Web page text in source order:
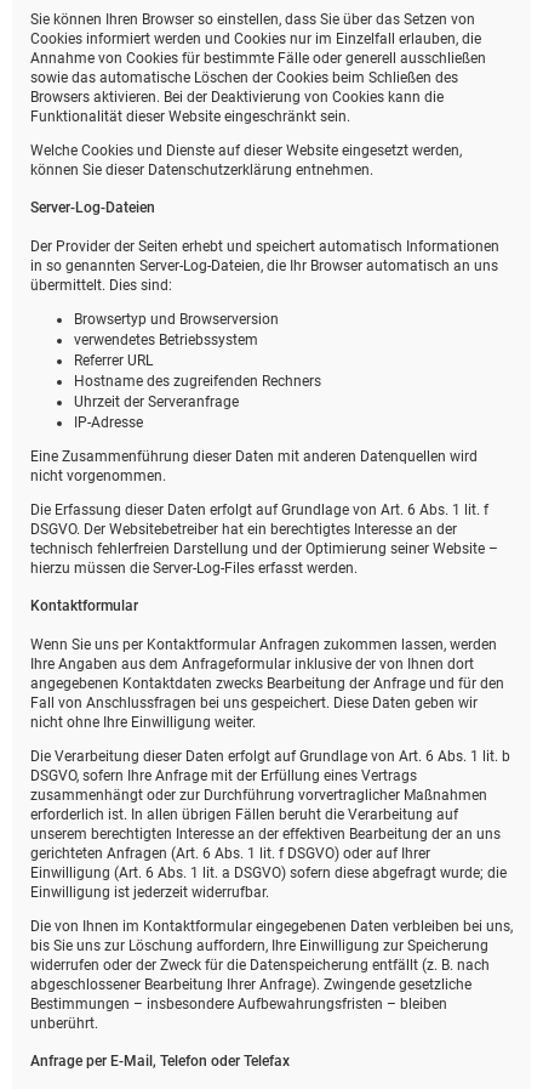
Sie können Ihren Browser so einstellen, dass Sie über das Setzen von
Cookies informiert werden und Cookies nur im Einzelfall erlauben, die
Annahme von Cookies für bestimmte Fälle oder generell ausschließen
sowie das automatische Löschen der Cookies beim Schließen des
Browsers aktivieren. Bei der Deaktivierung von Cookies kann die
Funktionalität dieser Website eingeschränkt sein.
Welche Cookies und Dienste auf dieser Website eingesetzt werden,
können Sie dieser Datenschutzerklärung entnehmen.
Server-Log-Dateien
Der Provider der Seiten erhebt und speichert automatisch Informationen
in so genannten Server-Log-Dateien, die Ihr Browser automatisch an uns
übermittelt. Dies sind:
Browsertyp und Browserversion
verwendetes Betriebssystem
Referrer URL
Hostname des zugreifenden Rechners
Uhrzeit der Serveranfrage
IP-Adresse
Eine Zusammenführung dieser Daten mit anderen Datenquellen wird
nicht vorgenommen.
Die Erfassung dieser Daten erfolgt auf Grundlage von Art. 6 Abs. 1 lit. f
DSGVO. Der Websitebetreiber hat ein berechtigtes Interesse an der
technisch fehlerfreien Darstellung und der Optimierung seiner Website –
hierzu müssen die Server-Log-Files erfasst werden.
Kontaktformular
Wenn Sie uns per Kontaktformular Anfragen zukommen lassen, werden
Ihre Angaben aus dem Anfrageformular inklusive der von Ihnen dort
angegebenen Kontaktdaten zwecks Bearbeitung der Anfrage und für den
Fall von Anschlussfragen bei uns gespeichert. Diese Daten geben wir
nicht ohne Ihre Einwilligung weiter.
Die Verarbeitung dieser Daten erfolgt auf Grundlage von Art. 6 Abs. 1 lit. b
DSGVO, sofern Ihre Anfrage mit der Erfüllung eines Vertrags
zusammenhängt oder zur Durchführung vorvertraglicher Maßnahmen
erforderlich ist. In allen übrigen Fällen beruht die Verarbeitung auf
unserem berechtigten Interesse an der effektiven Bearbeitung der an uns
gerichteten Anfragen (Art. 6 Abs. 1 lit. f DSGVO) oder auf Ihrer
Einwilligung (Art. 6 Abs. 1 lit. a DSGVO) sofern diese abgefragt wurde; die
Einwilligung ist jederzeit widerrufbar.
Die von Ihnen im Kontaktformular eingegebenen Daten verbleiben bei uns,
bis Sie uns zur Löschung auffordern, Ihre Einwilligung zur Speicherung
widerrufen oder der Zweck für die Datenspeicherung entfällt (z. B. nach
abgeschlossener Bearbeitung Ihrer Anfrage). Zwingende gesetzliche
Bestimmungen – insbesondere Aufbewahrungsfristen – bleiben
unberührt.
Anfrage per E-Mail, Telefon oder Telefax